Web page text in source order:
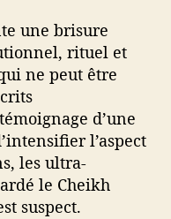
une brisure
rituel et
ne peut être
d’une
l’aspect
les ultra-
le Cheikh
suspect.